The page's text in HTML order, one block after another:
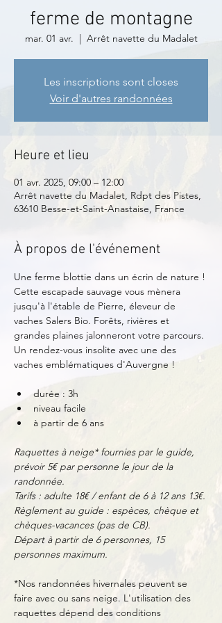
ferme de montagne
mar. 01 avr.
  |
Arrêt navette du Madalet
Les inscriptions sont closes
Voir d'autres randonnées
Heure et lieu
01 avr. 2025, 09:00 – 12:00
Arrêt navette du Madalet, Rdpt des Pistes,
63610 Besse-et-Saint-Anastaise, France
À propos de l'événement
Une ferme blottie dans un écrin de nature !
Cette escapade sauvage vous mènera
jusqu'à l'étable de Pierre, éleveur de
vaches Salers Bio. Forêts, rivières et
grandes plaines jalonneront votre parcours.
Un rendez-vous insolite avec une des
vaches emblématiques d'Auvergne !
durée : 3h
niveau facile
à partir de 6 ans
Raquettes à neige* fournies par le guide,
prévoir 5€ par personne le jour de la
randonnée.
Tarifs : adulte 18€ / enfant de 6 à 12 ans 13€.
Règlement au guide : espèces, chèque et
chèques-vacances (pas de CB).
Départ à partir de 6 personnes, 15
personnes maximum.
*Nos randonnées hivernales peuvent se
faire avec ou sans neige. L'utilisation des
raquettes dépend des conditions